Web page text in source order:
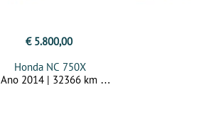
€ 5.800,00
Honda NC 750X
Ano 2014 | 32366 km